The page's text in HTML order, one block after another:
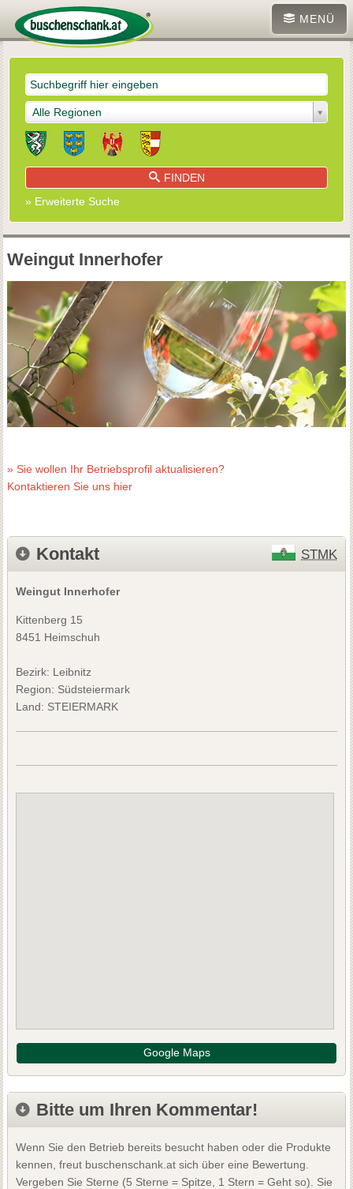
MENÜ
Alle Regionen
FINDEN
» Erweiterte Suche
Weingut Innerhofer
» Sie wollen Ihr Betriebsprofil aktualisieren?
Kontaktieren Sie uns hier
Kontakt STMK
Weingut Innerhofer
Kittenberg 15
8451 Heimschuh
Bezirk: Leibnitz
Region: Südsteiermark
Land: STEIERMARK
Google Maps
Bitte um Ihren Kommentar!
Wenn Sie den Betrieb bereits besucht haben oder die Produkte
kennen, freut buschenschank.at sich über eine Bewertung.
Vergeben Sie Sterne (5 Sterne = Spitze, 1 Stern = Geht so). Sie